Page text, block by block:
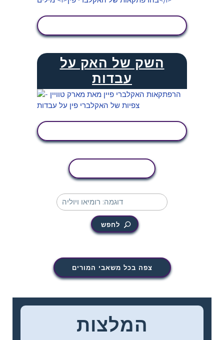
השק של האק על
עבדות
לחפש
צפה בכל משאבי המורים
המלצות